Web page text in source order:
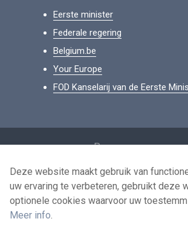
Eerste minister
Federale regering
Belgium.be
Your Europe
FOD Kanselarij van de Eerste
Persoonsgegevens
Voorwaarden voor het
Contacteer ons
Deze website maakt gebruik van
uw ervaring te verbeteren, gebruikt deze
optionele cookies waarvoor uw
Meer info.